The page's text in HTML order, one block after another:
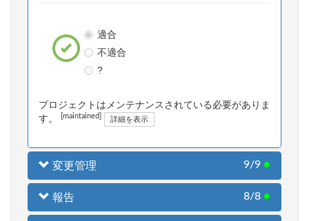
適合
不適合
?
プロジェクトはメンテナンスされている必要がありま
す。
[maintained] 詳細を表示
変更管理 9/9 ●
報告 8/8 ●